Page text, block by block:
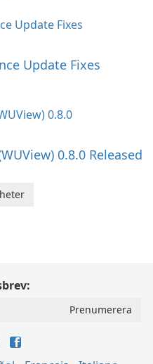
Update Fixes
0.8.0 Released